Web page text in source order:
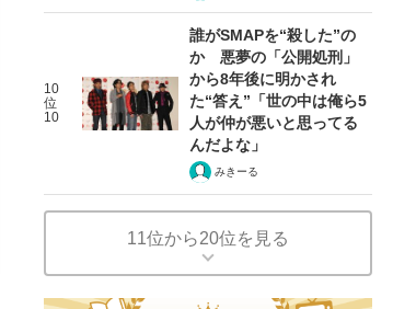
10
位
10
誰がSMAPを“殺した”の
か 悪夢の「公開処刑」
から8年後に明かされ
た“答え”「世の中は俺ら5
人が仲が悪いと思ってる
んだよな」
みきーる
11位から20位を見る